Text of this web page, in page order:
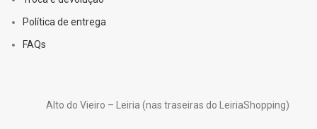
Política de entrega
FAQs
Alto do Vieiro – Leiria (nas traseiras do LeiriaShopping)